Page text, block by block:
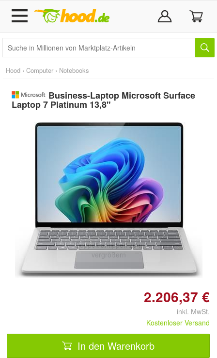
Hood › Computer › Notebooks
Business-Laptop Microsoft Surface
Laptop 7 Platinum 13,8"
Doppelt antippen zum
vergrößern
2.206,37 €
inkl. MwSt.
Kostenloser Versand
In den Warenkorb